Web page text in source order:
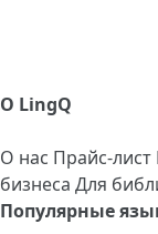
О LingQ
О нас Прайс-лист
бизнеса Для
Популярные